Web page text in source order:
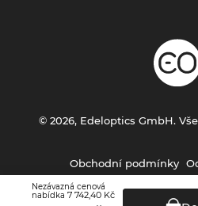
Nezávazná cenová
nabídka 7 742,40 Kč
Obchodní podmínky
© 2026, Edeloptics GmbH.